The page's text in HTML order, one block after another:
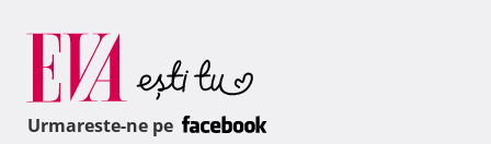
Urmareste-ne pe